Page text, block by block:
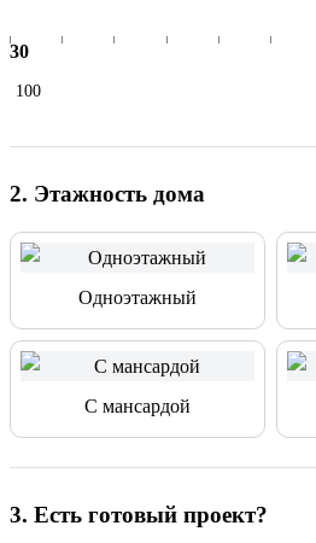
30
2. Этажность дома
Одноэтажный
С мансардой
3. Есть готовый проект?